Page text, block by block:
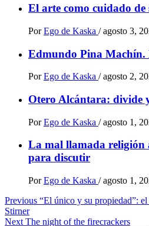
El arte como cuidado de
Por Ego de Kaska / agosto 3,
Edmundo Pina Machín.
Por Ego de Kaska / agosto 2,
Otero Alcántara: divide
Por Ego de Kaska / agosto 1,
La mal llamada religión
para discutir
Por Ego de Kaska / agosto 1,
Post
navigation
Previous “El único y su propiedad”:
Stirner
Next The night of the firecrackers